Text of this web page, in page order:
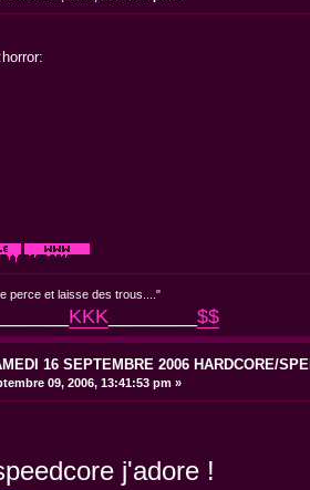
perce et laisse des trous...."
KKK $$
16 SEPTEMBRE 2006 HARDCORE/
09, 2006, 13:41:53 pm »
j'adore !